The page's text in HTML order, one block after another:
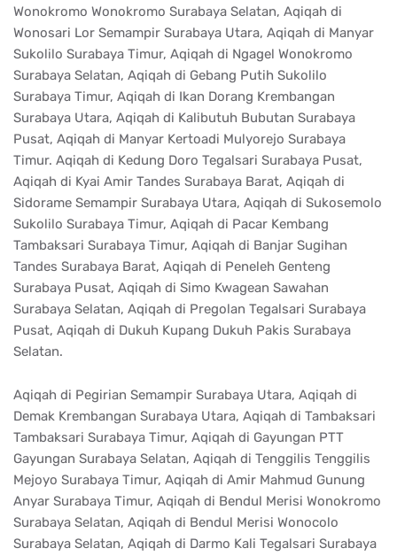
Wonokromo Wonokromo Surabaya Selatan, Aqiqah di
Wonosari Lor Semampir Surabaya Utara, Aqiqah di Manyar
Sukolilo Surabaya Timur, Aqiqah di Ngagel Wonokromo
Surabaya Selatan, Aqiqah di Gebang Putih Sukolilo
Surabaya Timur, Aqiqah di Ikan Dorang Krembangan
Surabaya Utara, Aqiqah di Kalibutuh Bubutan Surabaya
Pusat, Aqiqah di Manyar Kertoadi Mulyorejo Surabaya
Timur. Aqiqah di Kedung Doro Tegalsari Surabaya Pusat,
Aqiqah di Kyai Amir Tandes Surabaya Barat, Aqiqah di
Sidorame Semampir Surabaya Utara, Aqiqah di Sukosemolo
Sukolilo Surabaya Timur, Aqiqah di Pacar Kembang
Tambaksari Surabaya Timur, Aqiqah di Banjar Sugihan
Tandes Surabaya Barat, Aqiqah di Peneleh Genteng
Surabaya Pusat, Aqiqah di Simo Kwagean Sawahan
Surabaya Selatan, Aqiqah di Pregolan Tegalsari Surabaya
Pusat, Aqiqah di Dukuh Kupang Dukuh Pakis Surabaya
Selatan.
Aqiqah di Pegirian Semampir Surabaya Utara, Aqiqah di
Demak Krembangan Surabaya Utara, Aqiqah di Tambaksari
Tambaksari Surabaya Timur, Aqiqah di Gayungan PTT
Gayungan Surabaya Selatan, Aqiqah di Tenggilis Tenggilis
Mejoyo Surabaya Timur, Aqiqah di Amir Mahmud Gunung
Anyar Surabaya Timur, Aqiqah di Bendul Merisi Wonokromo
Surabaya Selatan, Aqiqah di Bendul Merisi Wonocolo
Surabaya Selatan, Aqiqah di Darmo Kali Tegalsari Surabaya